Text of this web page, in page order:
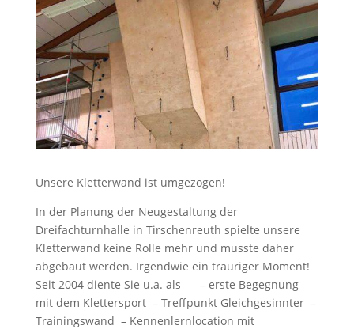
Unsere Kletterwand ist umgezogen!
In der Planung der Neugestaltung der
Dreifachturnhalle in Tirschenreuth spielte unsere
Kletterwand keine Rolle mehr und musste daher
abgebaut werden. Irgendwie ein trauriger Moment!
Seit 2004 diente Sie u.a. als – erste Begegnung
mit dem Klettersport – Treffpunkt Gleichgesinnter –
Trainingswand – Kennenlernlocation mit